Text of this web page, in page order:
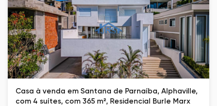
Casa à venda em Santana de Parnaíba, Alphaville,
com 4 suítes, com 365 m², Residencial Burle Marx